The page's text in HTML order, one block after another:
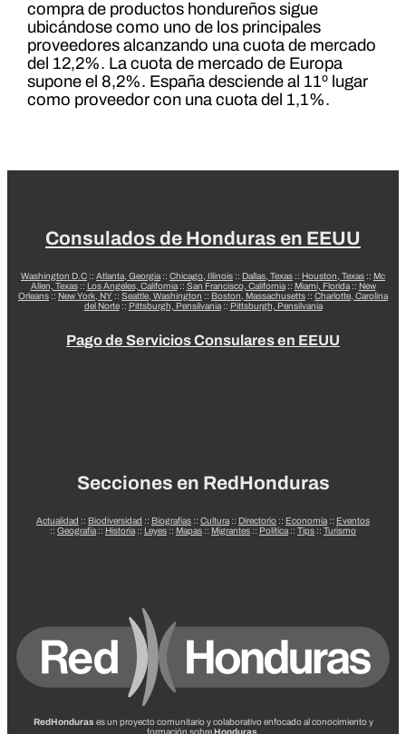
compra de productos hondureños sigue
ubicándose como uno de los principales
proveedores alcanzando una cuota de mercado
del 12,2%. La cuota de mercado de Europa
supone el 8,2%. España desciende al 11º lugar
como proveedor con una cuota del 1,1%.
Consulados de Honduras en EEUU
Washington D.C :: Atlanta, Georgia :: Chicago, Illinois :: Dallas, Texas :: Houston, Texas :: Mc
Allen, Texas:: Los Angeles, California:: San Francisco, California:: Miami, Florida:: New
Orleans :: New York, NY :: Seattle, Washington :: Boston, Massachusetts :: Charlotte, Carolina
del Norte:: Pittsburgh, Pensilvania:: Pittsburgh, Pensilvania
Pago de Servicios Consulares en EEUU
Secciones en RedHonduras
Actualidad :: Biodiversidad :: Biografías :: Cultura :: Directorio :: Economía :: Eventos
:: Geografía :: Historia :: Leyes :: Mapas :: Migrantes :: Política :: Tips :: Turismo
RedHonduras es un proyecto comunitario y colaborativo enfocado al conocimiento y
formación sobreHonduras